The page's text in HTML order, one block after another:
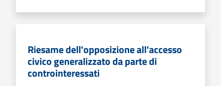
Riesame dell'opposizione all'accesso
civico generalizzato da parte di
controinteressati